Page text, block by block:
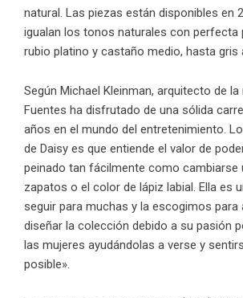
natural. Las piezas están disponibles en
igualan los tonos naturales con perfecta
rubio platino y castaño medio, hasta gris
Según Michael Kleinman, arquitecto de la
Fuentes ha disfrutado de una sólida
años en el mundo del entretenimiento.
de Daisy es que entiende el valor de
peinado tan fácilmente como cambiarse
zapatos o el color de lápiz labial. Ella es
seguir para muchas y la escogimos para
diseñar la colección debido a su pasión
las mujeres ayudándolas a verse y
posible».